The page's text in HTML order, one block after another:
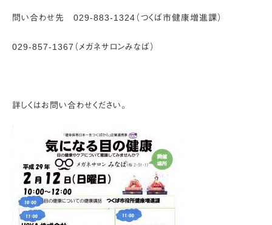
問い合わせ先 029-883-1324（つくば市健康増進課）
029-857-1367（メガネサロンみなば）
詳しくはお問い合わせください。